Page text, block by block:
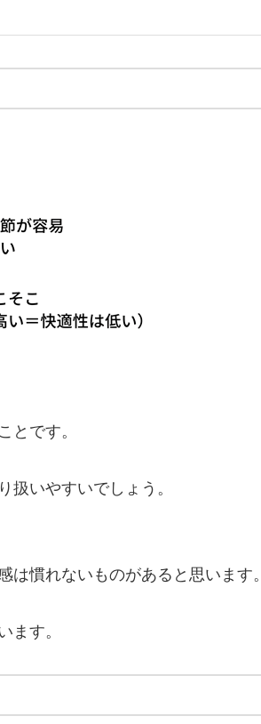
ことです。
扱いやすいでしょう。
慣れないものがあると思います。
ます。